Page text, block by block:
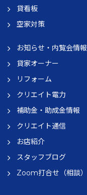
貸看板
空家対策
お知らせ・内覧会情報
貸家オーナー
リフォーム
クリエイト電力
補助金・助成金情報
クリエイト通信
お店紹介
スタッフブログ
Zoom打合せ（相談）